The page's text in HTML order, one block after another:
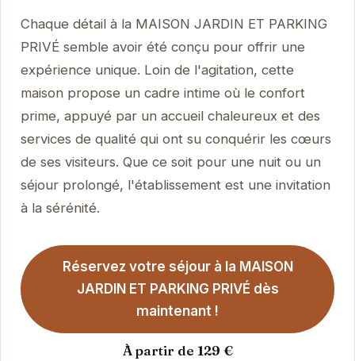
Chaque détail à la MAISON JARDIN ET PARKING
PRIVÉ semble avoir été conçu pour offrir une
expérience unique. Loin de l'agitation, cette
maison propose un cadre intime où le confort
prime, appuyé par un accueil chaleureux et des
services de qualité qui ont su conquérir les cœurs
de ses visiteurs. Que ce soit pour une nuit ou un
séjour prolongé, l'établissement est une invitation
à la sérénité.
Réservez votre séjour à la MAISON
JARDIN ET PARKING PRIVÉ dès
maintenant !
À partir de 129 €